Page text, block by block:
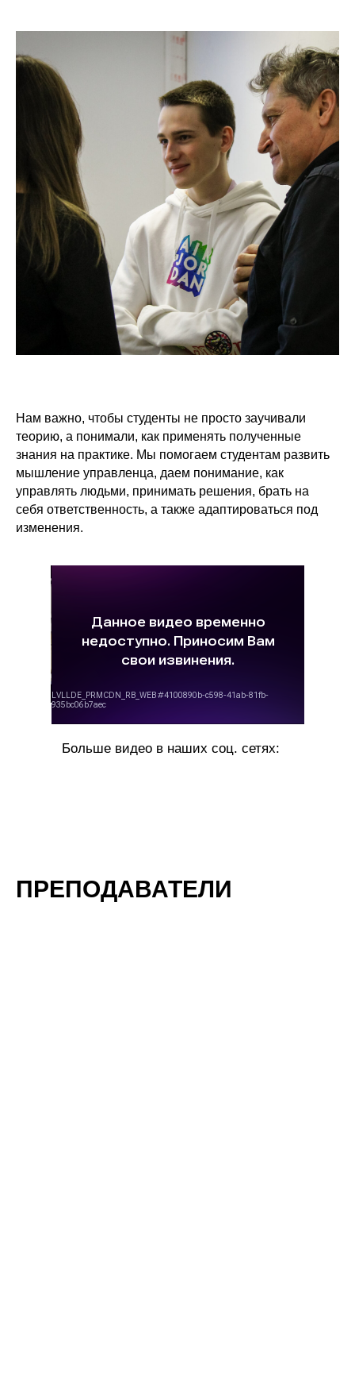
Нам важно, чтобы студенты не просто заучивали
теорию, а понимали, как применять полученные
знания на практике. Мы помогаем студентам развить
мышление управленца, даем понимание, как
управлять людьми, принимать решения, брать на
себя ответственность, а также адаптироваться под
изменения.
Больше видео в наших соц. сетях:
ПРЕПОДАВАТЕЛИ